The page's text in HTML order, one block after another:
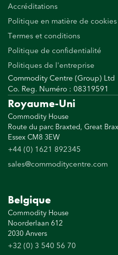
Accréditations
Politique en matière de cookies
Termes et conditions
Politique de confidentialité
Politiques de l'entreprise
Commodity Centre (Group) Ltd
Co. Reg. Numéro : 08319591
Royaume-Uni
Commodity House
Route du parc Braxted, Great
Essex CM8 3EW
+44 (0) 1621 892345
sales@commoditycentre.com
Belgique
Commodity House
Noorderlaan 612
2030 Anvers
+32 (0) 3 540 56 70